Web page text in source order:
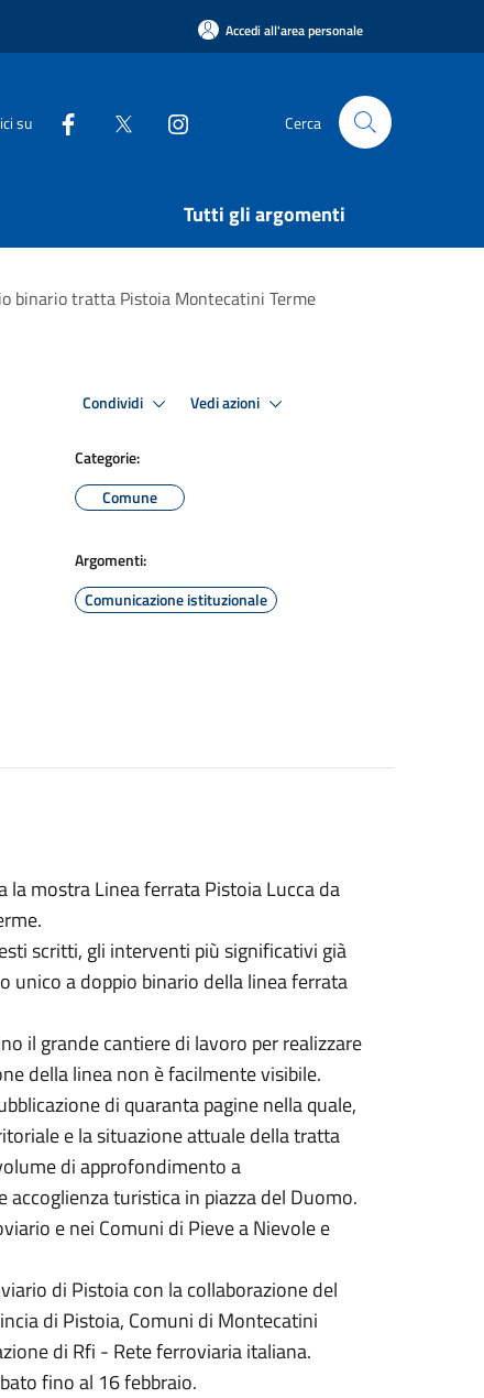
Accedi all'area personale
su Cerca
Tutti gli argomenti
binario tratta Pistoia Montecatini Terme
Condividi Vedi azioni
Categorie:
Comune
Argomenti:
Comunicazione istituzionale
mostra Linea ferrata Pistoia Lucca da
scritti, gli interventi più significativi già
unico a doppio binario della linea ferrata
il grande cantiere di lavoro per realizzare
della linea non è facilmente visibile.
di quaranta pagine nella quale,
e la situazione attuale della tratta
di approfondimento a
turistica in piazza del Duomo.
e nei Comuni di Pieve a Nievole e
di Pistoia con la collaborazione del
di Pistoia, Comuni di Montecatini
di Rfi - Rete ferroviaria italiana.
fino al 16 febbraio.